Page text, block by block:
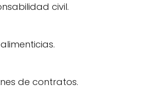
civil.
de contratos.